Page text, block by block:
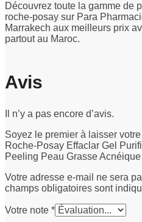
Découvrez toute la gamme de
roche-posay sur Para
Marrakech aux meilleurs prix
partout au Maroc.
Avis
Il n’y a pas encore d’avis.
Soyez le premier à laisser votre
Roche-Posay Effaclar Gel
Peeling Peau Grasse Acnéique
Votre adresse e-mail ne sera
champs obligatoires sont
Votre note *